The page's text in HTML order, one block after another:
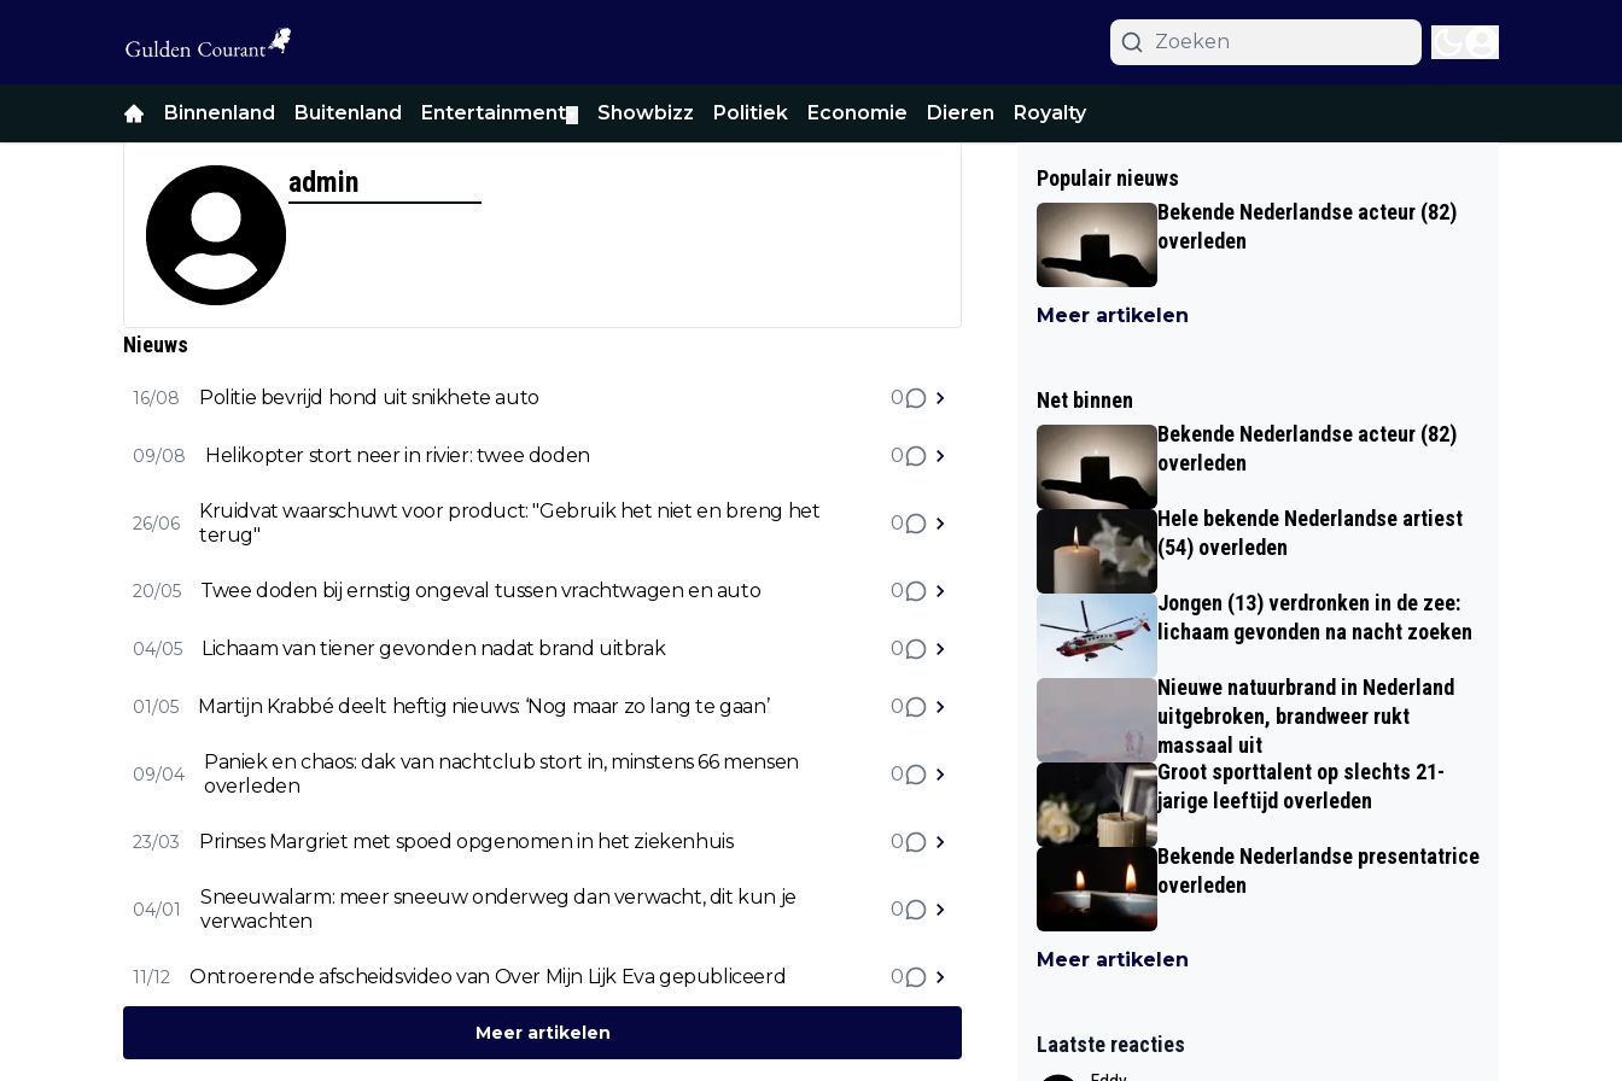
Binnenland Buitenland Entertainment Showbizz Politiek Economie Dieren Royalty
admin
Nieuws
16/08 Politie bevrijd hond uit snikhete auto 0
09/08 Helikopter stort neer in rivier: twee doden 0
26/06
Kruidvat waarschuwt voor product: "Gebruik het niet en breng het
terug"
0
20/05 Twee doden bij ernstig ongeval tussen vrachtwagen en auto 0
04/05 Lichaam van tiener gevonden nadat brand uitbrak 0
01/05 Martijn Krabbé deelt heftig nieuws: ‘Nog maar zo lang te gaan’ 0
09/04
Paniek en chaos: dak van nachtclub stort in, minstens 66 mensen
overleden
0
23/03 Prinses Margriet met spoed opgenomen in het ziekenhuis 0
04/01
Sneeuwalarm: meer sneeuw onderweg dan verwacht, dit kun je
verwachten
0
11/12 Ontroerende afscheidsvideo van Over Mijn Lijk Eva gepubliceerd 0
Meer artikelen
Populair nieuws
Bekende Nederlandse acteur (82)
overleden
Meer artikelen
Net binnen
Bekende Nederlandse acteur (82)
overleden
Hele bekende Nederlandse artiest
(54) overleden
Jongen (13) verdronken in de zee:
lichaam gevonden na nacht zoeken
Nieuwe natuurbrand in Nederland
uitgebroken, brandweer rukt
massaal uit
Groot sporttalent op slechts 21-
jarige leeftijd overleden
Bekende Nederlandse presentatrice
overleden
Meer artikelen
Laatste reacties